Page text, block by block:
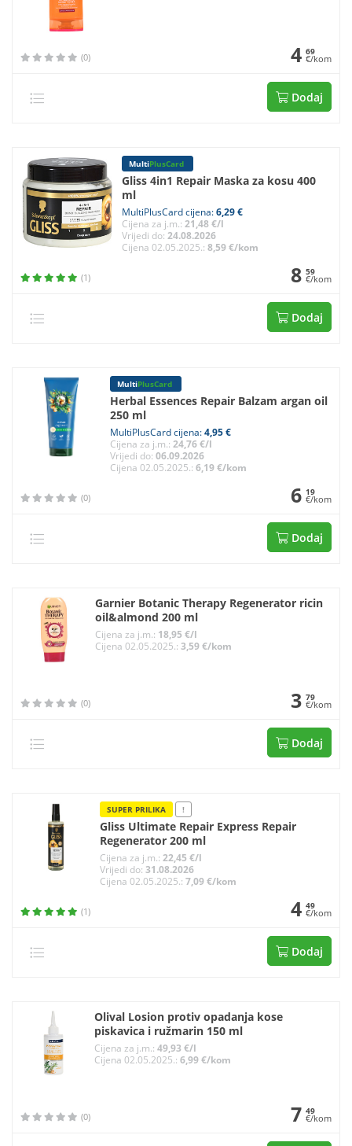
(0) 4 69
€/kom
Dodaj
MultiPlusCard
Gliss 4in1 Repair Maska za kosu 400
ml
MultiPlusCard cijena:6,29 €
Cijena za j.m.:21,48 €/l
Vrijedi do:24.08.2026
Cijena 02.05.2025.:8,59 €/kom
(1) 8 59
€/kom
Dodaj
MultiPlusCard
Herbal Essences Repair Balzam argan oil
250 ml
MultiPlusCard cijena:4,95 €
Cijena za j.m.: 24,76 €/l
Vrijedi do: 06.09.2026
Cijena 02.05.2025.: 6,19 €/kom
(0) 6 19
€/kom
Dodaj
Garnier Botanic Therapy Regenerator ricin
oil&almond 200 ml
Cijena za j.m.: 18,95 €/l
Cijena 02.05.2025.: 3,59 €/kom
(0) 3 79
€/kom
Dodaj
SUPER PRILIKA !
Gliss Ultimate Repair Express Repair
Regenerator 200 ml
Cijena za j.m.: 22,45 €/l
Vrijedi do: 31.08.2026
Cijena 02.05.2025.: 7,09 €/kom
(1) 4 49
€/kom
Dodaj
Olival Losion protiv opadanja kose
piskavica i ružmarin 150 ml
Cijena za j.m.: 49,93 €/l
Cijena 02.05.2025.: 6,99 €/kom
(0) 7 49
€/kom